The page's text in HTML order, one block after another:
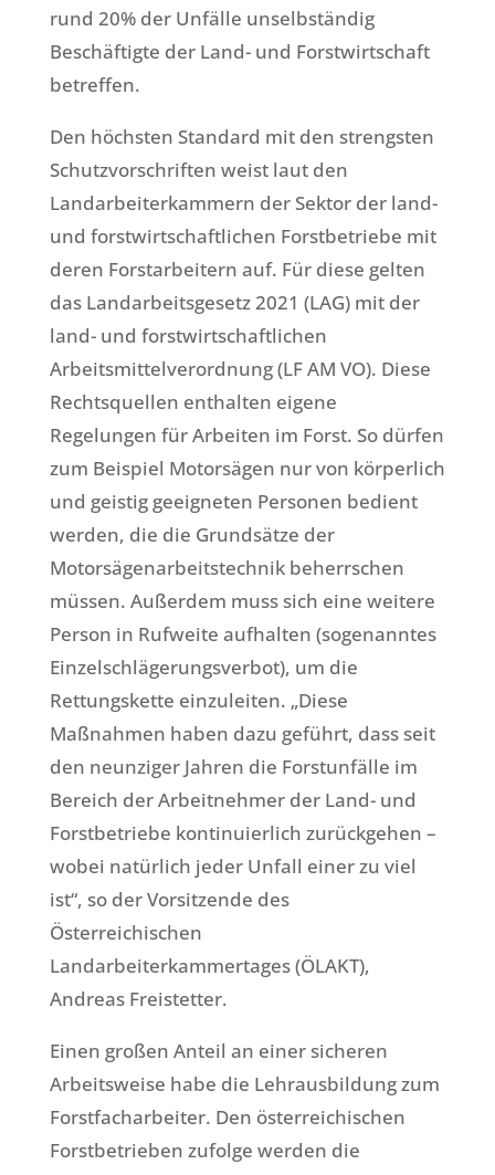
rund 20% der Unfälle unselbständig
Beschäftigte der Land- und Forstwirtschaft
betreffen.
Den höchsten Standard mit den strengsten
Schutzvorschriften weist laut den
Landarbeiterkammern der Sektor der land-
und forstwirtschaftlichen Forstbetriebe mit
deren Forstarbeitern auf. Für diese gelten
das Landarbeitsgesetz 2021 (LAG) mit der
land- und forstwirtschaftlichen
Arbeitsmittelverordnung (LF AM VO). Diese
Rechtsquellen enthalten eigene
Regelungen für Arbeiten im Forst. So dürfen
zum Beispiel Motorsägen nur von körperlich
und geistig geeigneten Personen bedient
werden, die die Grundsätze der
Motorsägenarbeitstechnik beherrschen
müssen. Außerdem muss sich eine weitere
Person in Rufweite aufhalten (sogenanntes
Einzelschlägerungsverbot), um die
Rettungskette einzuleiten. „Diese
Maßnahmen haben dazu geführt, dass seit
den neunziger Jahren die Forstunfälle im
Bereich der Arbeitnehmer der Land- und
Forstbetriebe kontinuierlich zurückgehen –
wobei natürlich jeder Unfall einer zu viel
ist“, so der Vorsitzende des
Österreichischen
Landarbeiterkammertages (ÖLAKT),
Andreas Freistetter.
Einen großen Anteil an einer sicheren
Arbeitsweise habe die Lehrausbildung zum
Forstfacharbeiter. Den österreichischen
Forstbetrieben zufolge werden die